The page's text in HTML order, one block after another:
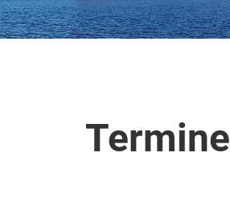
Termine